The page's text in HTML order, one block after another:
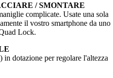
/ SMONTARE
complicate. Usate una sola
il vostro smartphone da uno
Lock.
dotazione per regolare l'altezza